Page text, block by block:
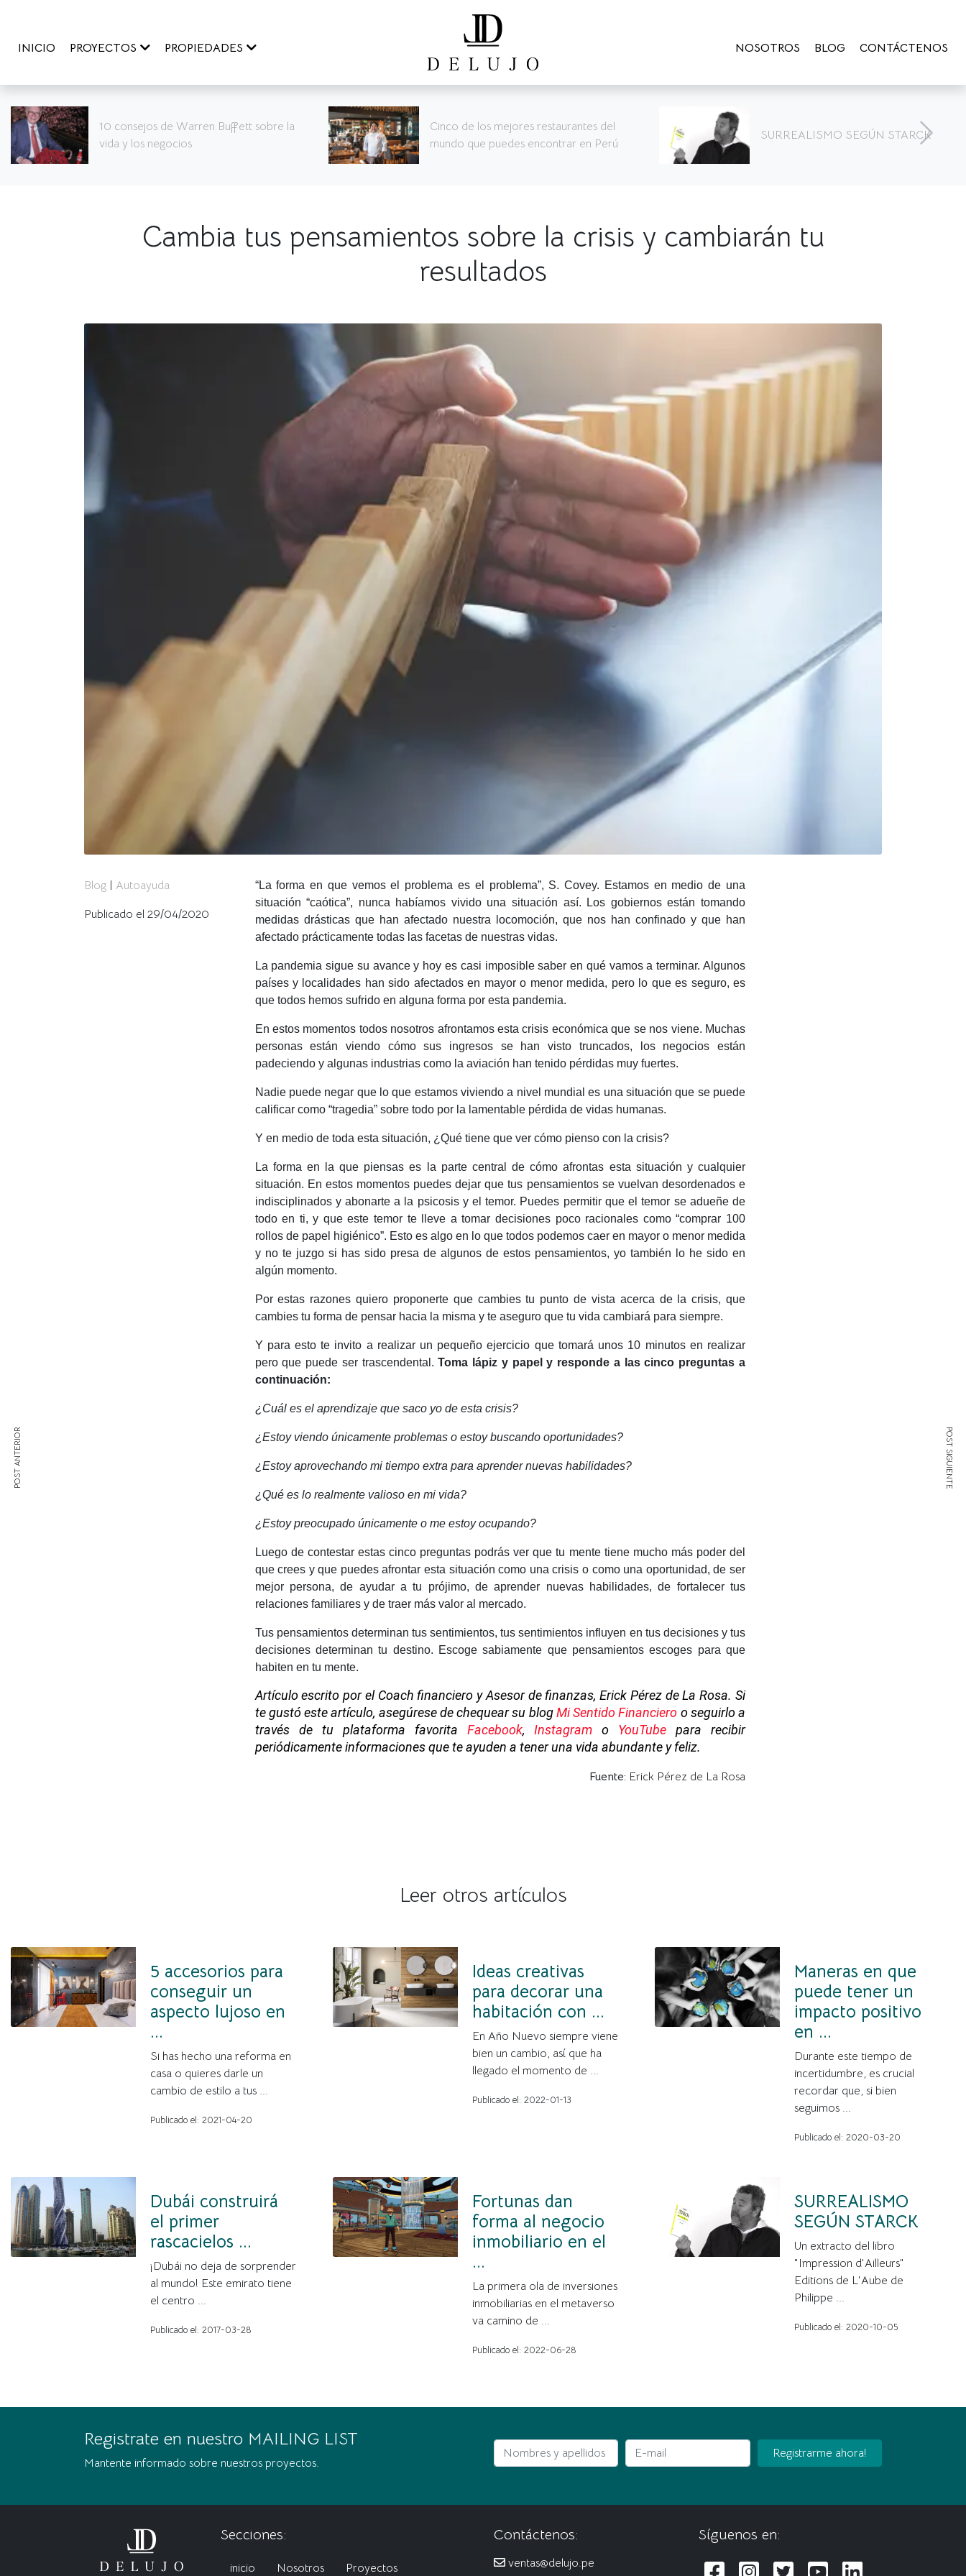
INICIO PROYECTOS PROPIEDADES CONTÁCTENOS
BLOG
NOSOTROS
Cinco de los mejores restaurantes del
mundo que puedes encontrar en Perú
SURREALISMO SEGÚN STARCK
Ideas creativas para decorar una
habitación con poco presupuesto
Cambia tus pensamientos sobre la crisis y cambiarán tu
resultados
Blog
Autoayuda
Publicado el 29/04/2020
“La forma en que vemos el problema es el problema”, S. Covey. Estamos en medio de una
situación “caótica”, nunca habíamos vivido una situación así. Los gobiernos están tomando
medidas drásticas que han afectado nuestra locomoción, que nos han confinado y que han
afectado prácticamente todas las facetas de nuestras vidas.
La pandemia sigue su avance y hoy es casi imposible saber en qué vamos a terminar. Algunos
países y localidades han sido afectados en mayor o menor medida, pero lo que es seguro, es
que todos hemos sufrido en alguna forma por esta pandemia.
En estos momentos todos nosotros afrontamos esta crisis económica que se nos viene. Muchas
personas están viendo cómo sus ingresos se han visto truncados, los negocios están
padeciendo y algunas industrias como la aviación han tenido pérdidas muy fuertes.
Nadie puede negar que lo que estamos viviendo a nivel mundial es una situación que se puede
calificar como “tragedia” sobre todo por la lamentable pérdida de vidas humanas.
Y en medio de toda esta situación, ¿Qué tiene que ver cómo pienso con la crisis?
La forma en la que piensas es la parte central de cómo afrontas esta situación y cualquier
situación. En estos momentos puedes dejar que tus pensamientos se vuelvan desordenados e
indisciplinados y abonarte a la psicosis y el temor. Puedes permitir que el temor se adueñe de
todo en ti, y que este temor te lleve a tomar decisiones poco racionales como “comprar 100
rollos de papel higiénico”. Esto es algo en lo que todos podemos caer en mayor o menor medida
y no te juzgo si has sido presa de algunos de estos pensamientos, yo también lo he sido en
algún momento.
Por estas razones quiero proponerte que cambies tu punto de vista acerca de la crisis, que
cambies tu forma de pensar hacia la misma y te aseguro que tu vida cambiará para siempre.
Y para esto te invito a realizar un pequeño ejercicio que tomará unos 10 minutos en realizar
pero que puede ser trascendental.Toma lápiz y papel y responde a las cinco preguntas a
continuación:
¿Cuál es el aprendizaje que saco yo de esta crisis?
¿Estoy viendo únicamente problemas o estoy buscando oportunidades?
¿Estoy aprovechando mi tiempo extra para aprender nuevas habilidades?
¿Qué es lo realmente valioso en mi vida?
¿Estoy preocupado únicamente o me estoy ocupando?
Luego de contestar estas cinco preguntas podrás ver que tu mente tiene mucho más poder del
que crees y que puedes afrontar esta situación como una crisis o como una oportunidad, de ser
mejor persona, de ayudar a tu prójimo, de aprender nuevas habilidades, de fortalecer tus
relaciones familiares y de traer más valor al mercado.
Tus pensamientos determinan tus sentimientos, tus sentimientos influyen en tus decisiones y tus
decisiones determinan tu destino. Escoge sabiamente que pensamientos escoges para que
habiten en tu mente.
Artículo escrito por el Coach financiero y Asesor de finanzas, Erick Pérez de La Rosa. Si
te gustó este artículo, asegúrese de chequear su blogMi Sentido Financiero o seguirlo a
través de tu plataforma favorita Facebook, Instagramo YouTubepara recibir
periódicamente informaciones que te ayuden a tener una vida abundante y feliz.
Fuente: Erick Pérez de La Rosa
POST ANTERIOR POST SIGUIENTE
Leer otros artículos
5 accesorios para
conseguir un
aspecto lujoso en
...
Si has hecho una reforma en
casa o quieres darle un
cambio de estilo a tus ...
Publicado el: 2021-04-20
Ideas creativas
para decorar una
habitación con ...
En Año Nuevo siempre viene
bien un cambio, así que ha
llegado el momento de ...
Publicado el: 2022-01-13
Maneras en que
puede tener un
impacto positivo
en ...
Durante este tiempo de
incertidumbre, es crucial
recordar que, si bien
seguimos ...
Publicado el: 2020-03-20
Dubái construirá
el primer
rascacielos ...
¡Dubái no deja de sorprender
al mundo! Este emirato tiene
el centro ...
Publicado el: 2017-03-28
Fortunas dan
forma al negocio
inmobiliario en el
...
La primera ola de inversiones
inmobiliarias en el metaverso
va camino de ...
Publicado el: 2022-06-28
SURREALISMO
SEGÚN STARCK
Un extracto del libro
"Impression d'Ailleurs"
Editions de L'Aube de
Philippe ...
Publicado el: 2020-10-05
Registrate en nuestro MAILING LIST
Mantente informado sobre nuestros proyectos.
Nombres y apellidos E-mail Registrarme ahora!
Secciones:
inicio Nosotros Proyectos
Contáctenos:
ventas@delujo.pe
Síguenos en: